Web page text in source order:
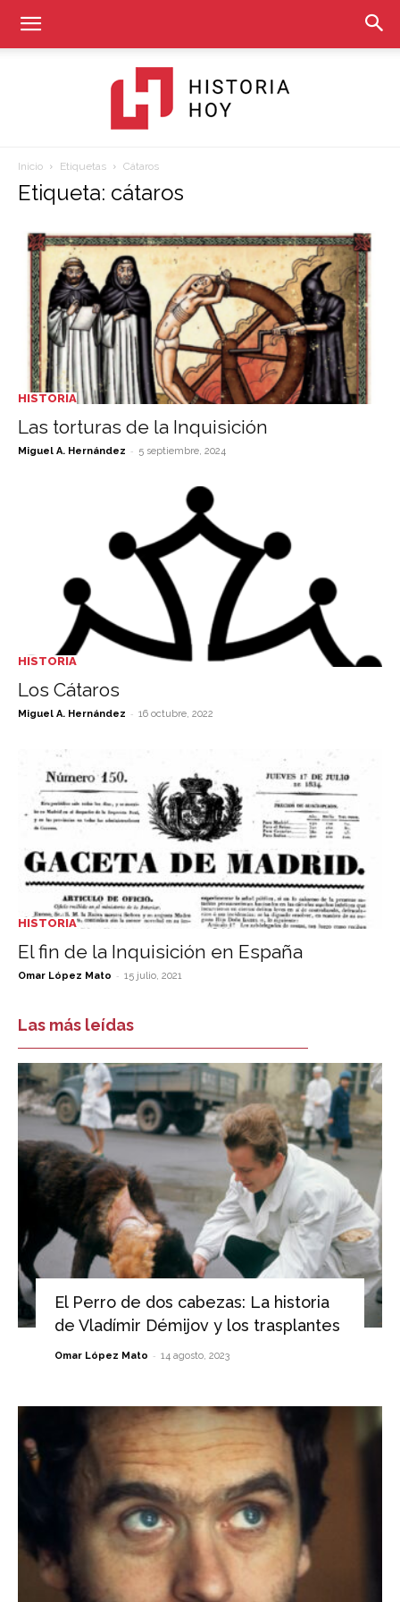
Hoy
Inicio Etiquetas Cátaros
Etiqueta: cátaros
HISTORIA
Las torturas de la Inquisición
Miguel A. Hernández - 5 septiembre, 2024
HISTORIA
Los Cátaros
Miguel A. Hernández - 16 octubre, 2022
HISTORIA
El fin de la Inquisición en España
Omar López Mato - 15 julio, 2021
Las más leídas
El Perro de dos cabezas: La historia
de Vladímir Démijov y los trasplantes
Omar López Mato - 14 agosto, 2023